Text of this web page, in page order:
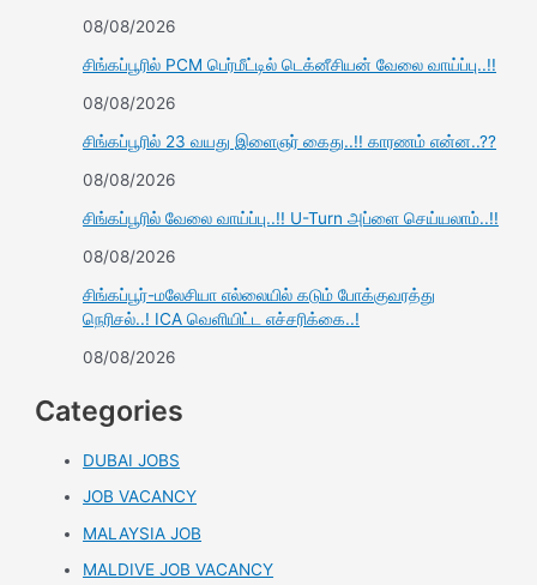
08/08/2026
சிங்கப்பூரில் PCM பெர்மீட்டில் டெக்னீசியன் வேலை வாய்ப்பு..!!
08/08/2026
சிங்கப்பூரில் 23 வயது இளைஞர் கைது..!! காரணம் என்ன..??
08/08/2026
சிங்கப்பூரில் வேலை வாய்ப்பு..!! U-Turn அப்ளை செய்யலாம்..!!
08/08/2026
சிங்கப்பூர்-மலேசியா எல்லையில் கடும் போக்குவரத்து
நெரிசல்..! ICA வெளியிட்ட எச்சரிக்கை..!
08/08/2026
Categories
DUBAI JOBS
JOB VACANCY
MALAYSIA JOB
MALDIVE JOB VACANCY